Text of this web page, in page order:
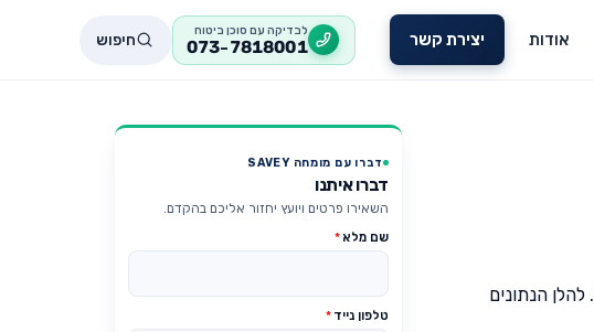
אודות יצירת קשר לבדיקה עם סוכן ביטוח
073-7818001 חיפוש
. להלן הנתונים
דברו עם מומחה SAVEY
דברו איתנו
השאירו פרטים ויועץ יחזור אליכם בהקדם.
שם מלא*
טלפון נייד *